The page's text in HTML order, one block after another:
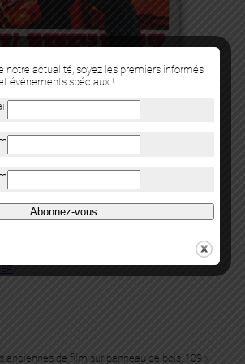
anciennes de film sur panneau de bois, 109 x
notre actualité, soyez les premiers informés
événements spéciaux !
Abonnez-vous